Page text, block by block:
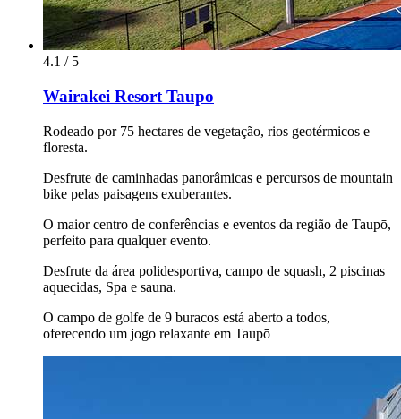
4.1 / 5
Wairakei Resort Taupo
Rodeado por 75 hectares de vegetação, rios geotérmicos e
floresta.
Desfrute de caminhadas panorâmicas e percursos de mountain
bike pelas paisagens exuberantes.
O maior centro de conferências e eventos da região de Taupō,
perfeito para qualquer evento.
Desfrute da área polidesportiva, campo de squash, 2 piscinas
aquecidas, Spa e sauna.
O campo de golfe de 9 buracos está aberto a todos,
oferecendo um jogo relaxante em Taupō